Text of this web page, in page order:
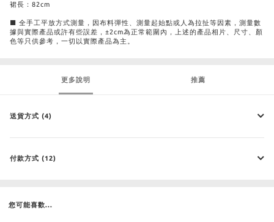
裙長：82cm
■ 全手工平放方式測量，因布料彈性、測量起始點或人為拉扯等因素，測量數
據與實際產品或許有些誤差，±2cm為正常範圍內，上述的產品相片、尺寸、顏
色等只供參考，一切以實際產品為主。
更多說明 推薦
送貨方式 (4)
付款方式 (12)
您可能喜歡...